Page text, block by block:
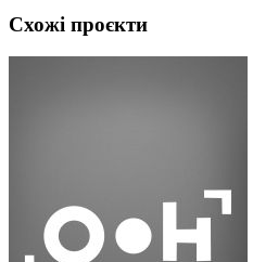
Схожі проєкти